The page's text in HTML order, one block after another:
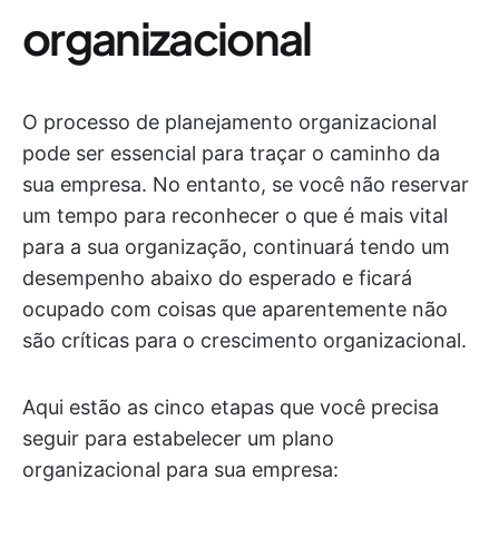
organizacional
O processo de planejamento organizacional
pode ser essencial para traçar o caminho da
sua empresa. No entanto, se você não reservar
um tempo para reconhecer o que é mais vital
para a sua organização, continuará tendo um
desempenho abaixo do esperado e ficará
ocupado com coisas que aparentemente não
são críticas para o crescimento organizacional.
Aqui estão as cinco etapas que você precisa
seguir para estabelecer um plano
organizacional para sua empresa: